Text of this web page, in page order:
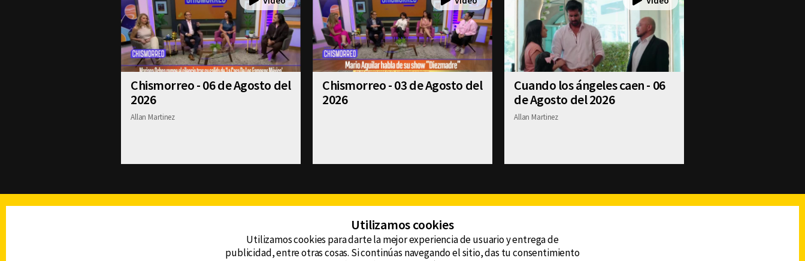
Chismorreo - 06 de Agosto del
2026
Allan Martinez
Chismorreo - 03 de Agosto del
2026
Cuando los ángeles caen - 06
de Agosto del 2026
Allan Martinez
Utilizamos cookies
Utilizamos cookies para darte la mejor experiencia de usuario y entrega de
publicidad, entre otras cosas. Si continúas navegando el sitio, das tu consentimiento